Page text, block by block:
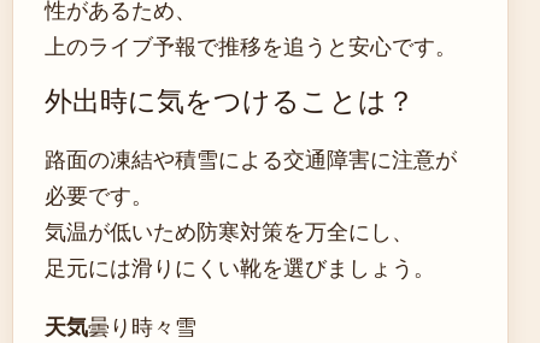
性があるため、
上のライブ予報で推移を追うと安心です。
外出時に気をつけることは？
路面の凍結や積雪による交通障害に注意が
必要です。
気温が低いため防寒対策を万全にし、
足元には滑りにくい靴を選びましょう。
天気曇り時々雪